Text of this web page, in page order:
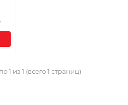
1 из 1 (всего 1 страниц)